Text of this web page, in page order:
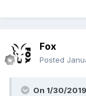
Fox
Posted
On 1/30/